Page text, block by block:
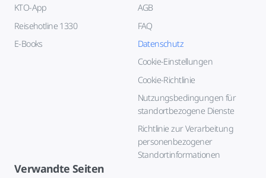
KTO-App
Reisehotline 1330
E-Books
AGB
FAQ
Datenschutz
Cookie-Einstellungen
Cookie-Richtlinie
Nutzungsbedingungen für
standortbezogene Dienste
Richtlinie zur Verarbeitung
personenbezogener
Standortinformationen
Verwandte Seiten